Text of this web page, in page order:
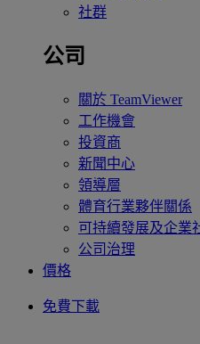
社群
公司
關於 TeamViewer
工作機會
投資商
新聞中心
領導層
體育行業夥伴關係
可持續發展及企業
公司治理
價格
免費下載